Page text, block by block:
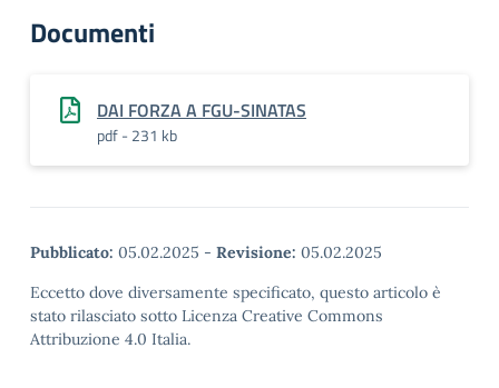
Documenti
DAI FORZA A FGU-SINATAS
pdf - 231 kb
Pubblicato: 05.02.2025 - Revisione: 05.02.2025
Eccetto dove diversamente specificato, questo articolo è
stato rilasciato sotto Licenza Creative Commons
Attribuzione 4.0 Italia.